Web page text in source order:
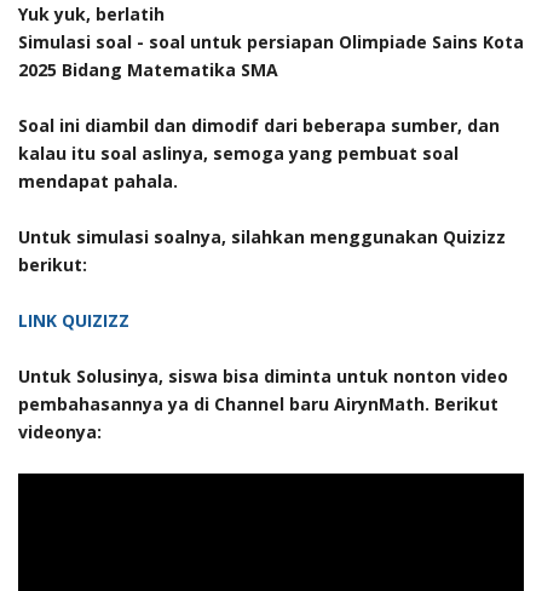
Yuk yuk, berlatih
Simulasi soal - soal untuk persiapan Olimpiade Sains Kota
2025 Bidang Matematika SMA
Soal ini diambil dan dimodif dari beberapa sumber, dan
kalau itu soal aslinya, semoga yang pembuat soal
mendapat pahala.
Untuk simulasi soalnya, silahkan menggunakan Quizizz
berikut:
LINK QUIZIZZ
Untuk Solusinya, siswa bisa diminta untuk nonton video
pembahasannya ya di Channel baru AirynMath. Berikut
videonya: